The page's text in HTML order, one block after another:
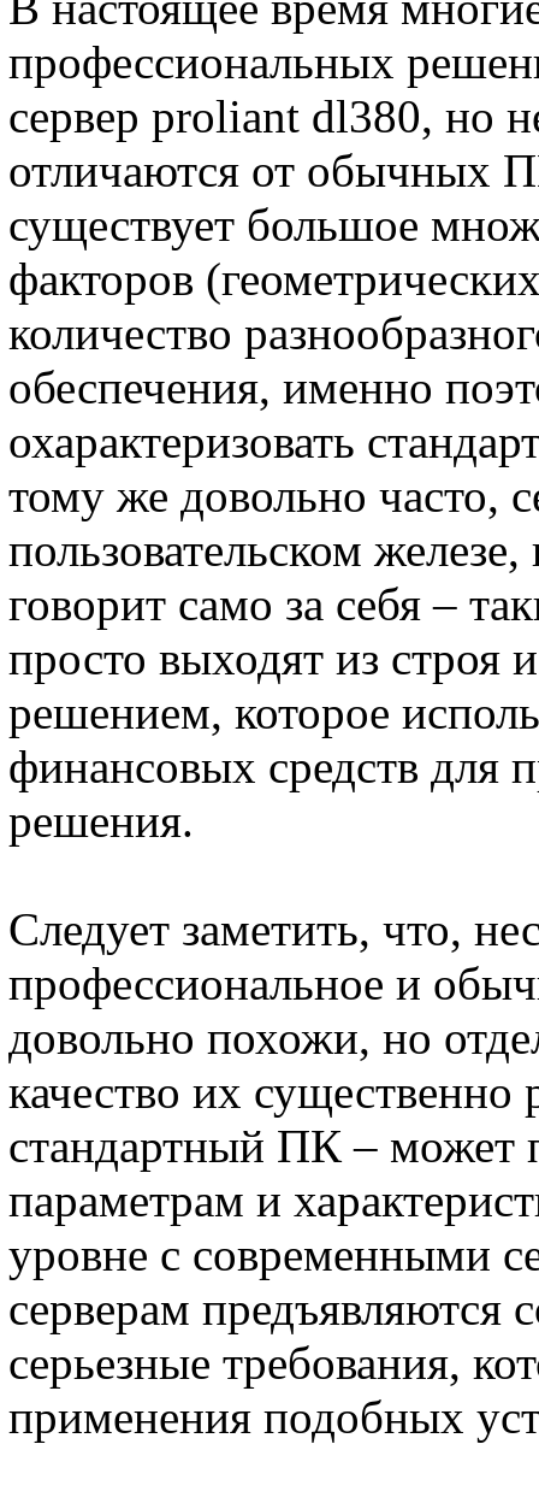
профессиональных
сервер proliant dl380, но
отличаются от обычных
существует большое
факторов
количество
обеспечения, именно
охарактеризовать
тому же довольно часто,
пользовательском
говорит само за себя –
просто выходят из строя
решением, которое
финансовых средств для
решения.
Следует заметить, что,
профессиональное и
довольно похожи, но
качество их
стандартный ПК – может
параметрам и
уровне с современными
серверам предъявляются
серьезные требования,
применения подобных